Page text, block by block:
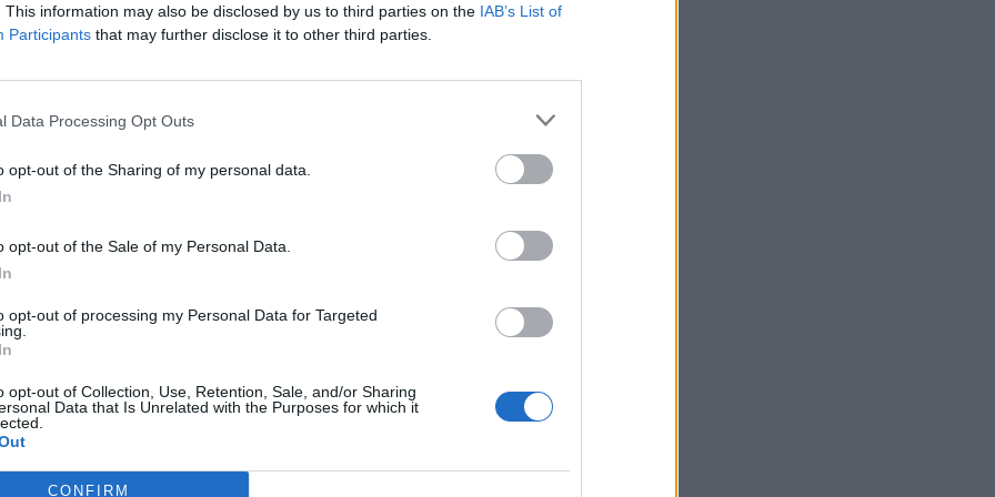
This information may also be disclosed by us to third parties on the IAB’s List of
Participants that may further disclose it to other third parties.
Data Processing Opt Outs
opt-out of the Sharing of my personal data.
opt-out of the Sale of my Personal Data.
opt-out of processing my Personal Data for Targeted
opt-out of Collection, Use, Retention, Sale, and/or Sharing
Data that Is Unrelated with the Purposes for which it
CONFIRM
ezekben a percekben jelentette be hivatalosan, hogy megegyeztek az Evertonnal
klubváltásáról, így már csak a rutinnak számító orvosi vizsgálatok vannak
portfolio.hu hírarchívumához tartozik, melynek olvasása előfizetéses
tartalmazza:
cikkarchívum
elmúlt 2 év napon belüli
Előfizetés